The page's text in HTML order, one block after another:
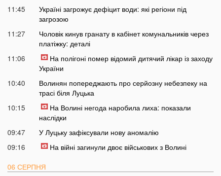
11:45
Україні загрожує дефіцит води: які регіони під
загрозою
11:27
Чоловік кинув гранату в кабінет комунальників через
платіжку: деталі
11:06
На полігоні помер відомий дитячий лікар із заходу
України
10:40
Волинян попереджають про серйозну небезпеку на
трасі біля Луцька
10:15
На Волині негода наробила лиха: показали
наслідки
09:47
У Луцьку зафіксували нову аномалію
09:16
На війні загинули двоє військових з Волині
06 СЕРПНЯ